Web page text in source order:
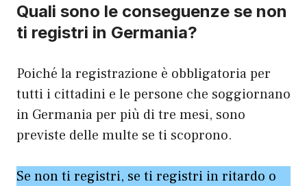
Quali sono le conseguenze se non
ti registri in Germania?
Poiché la registrazione è obbligatoria per
tutti i cittadini e le persone che soggiornano
in Germania per più di tre mesi, sono
previste delle multe se ti scoprono.
Se non ti registri, se ti registri in ritardo o